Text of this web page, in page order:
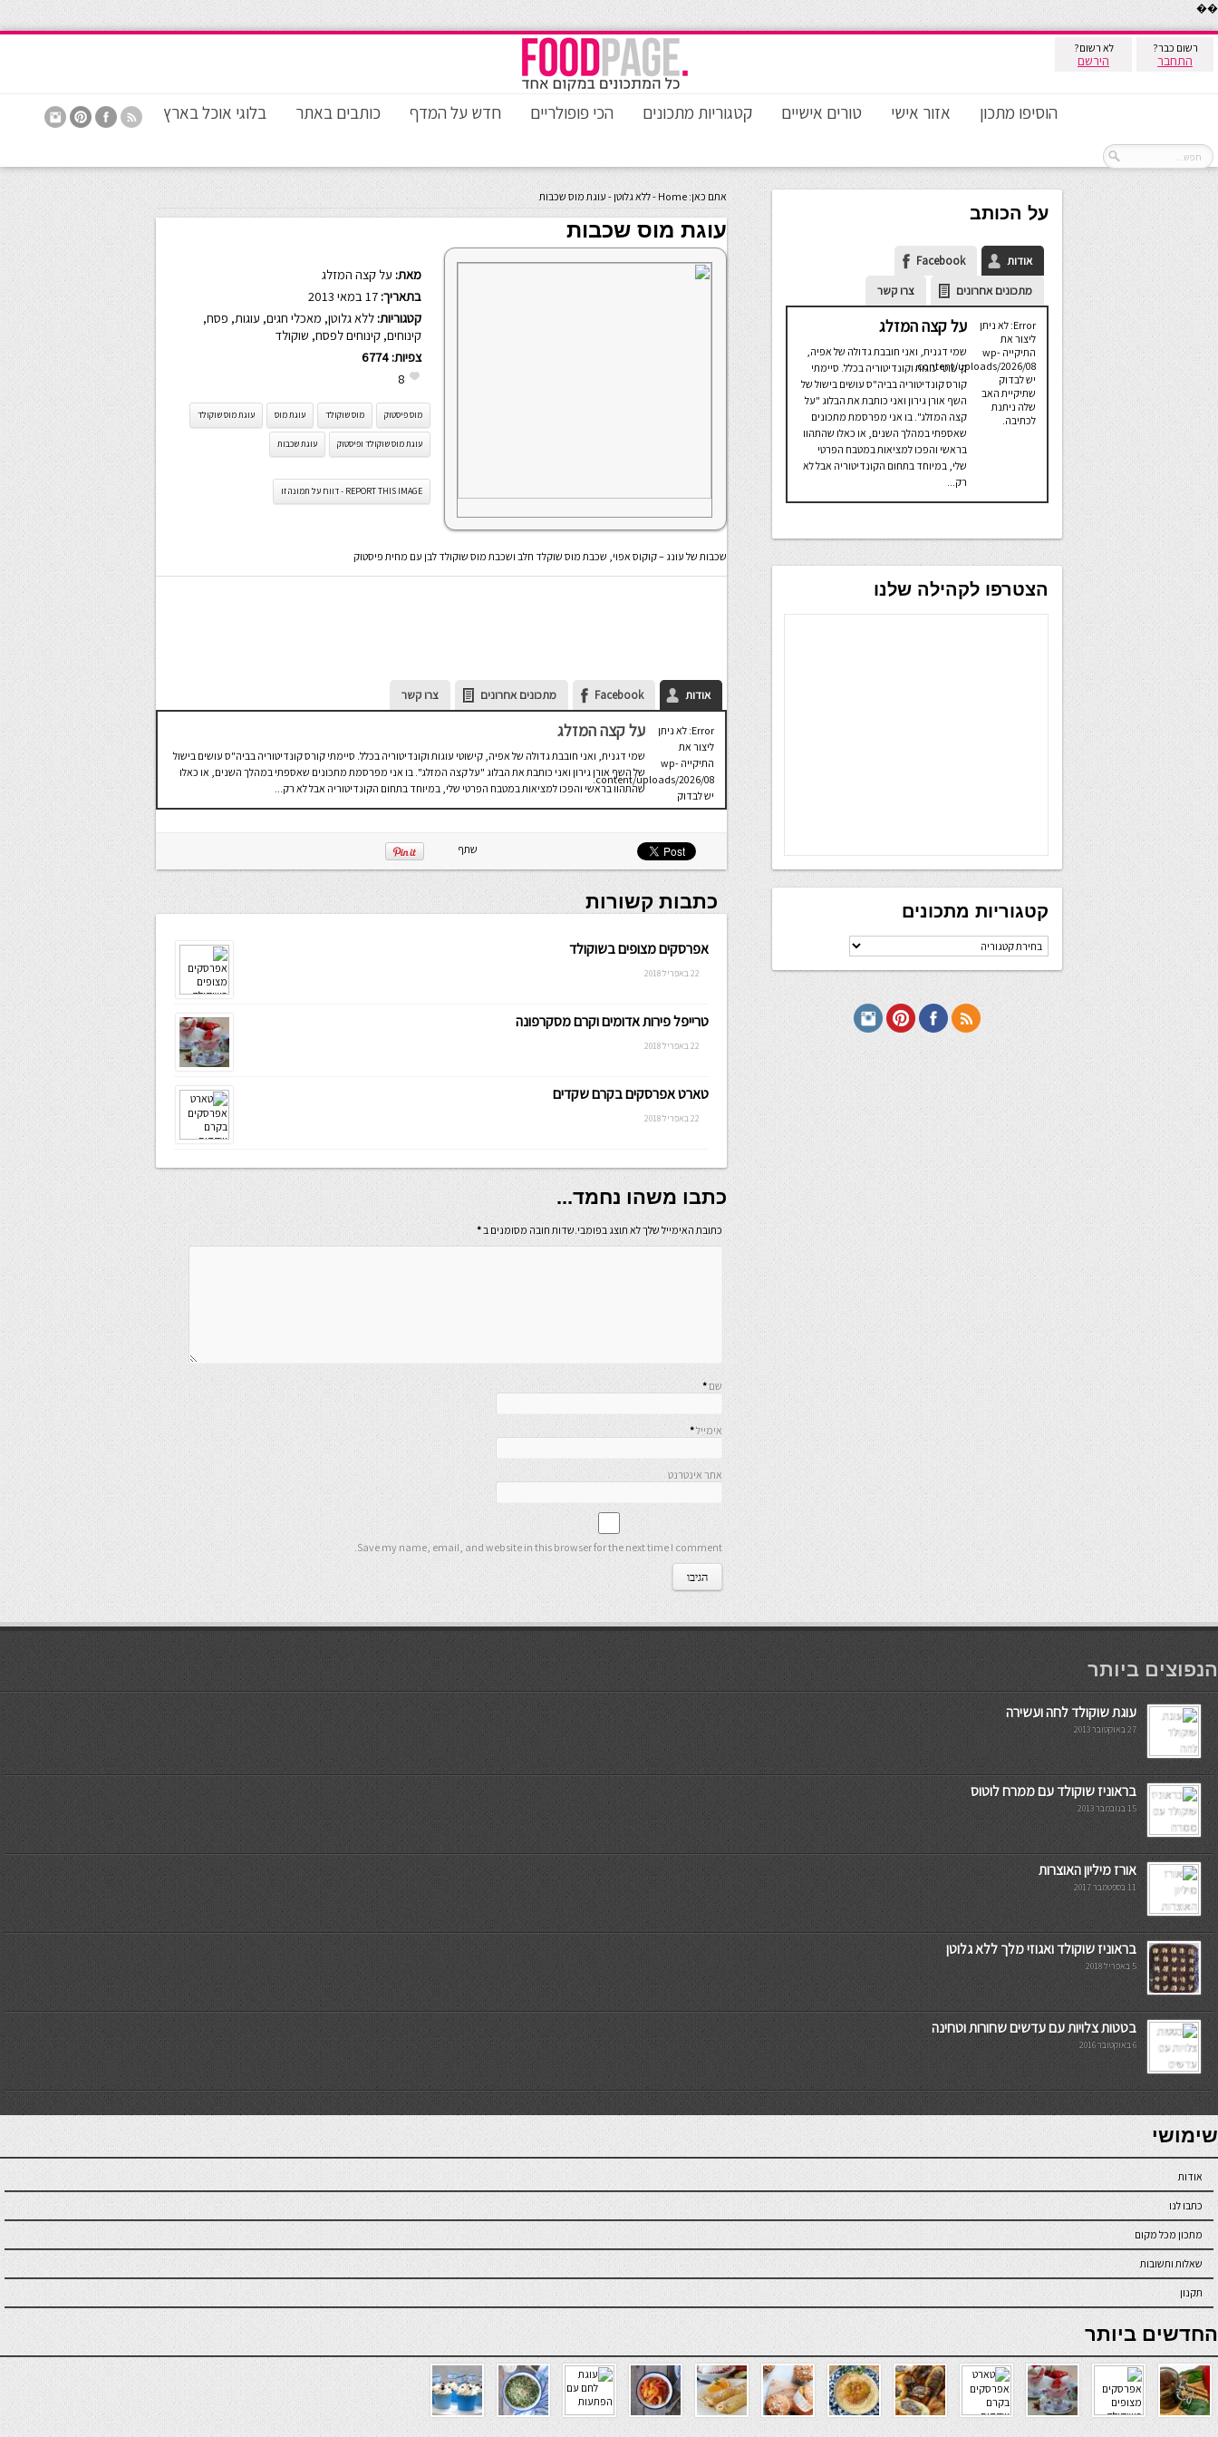
��
רשום כבר?
התחבר
לא רשום?
הירשם
הוסיפו מתכון אזור אישי טורים אישיים קטגוריות מתכונים הכי פופולריים חדש על המדף כותבים באתר בלוגי אוכל בארץ
אתם כאן: Home
-ללא גלוטן - עוגת מוס שכבות
עוגת מוס שכבות
מאת: על קצה המזלג
בתאריך:
קטגוריות: ללא גלוטן, מאכלי חגים, עוגות, פסח,
קינוחים, קינוחים לפסח, שוקולד
צפיות: 6774
8
מוס פיסטוק מוס שוקולד עוגת מוס עוגת מוס שוקולד
עוגת מוס שוקולד ופיסטוק עוגת שכבות
REPORT THIS IMAGE - דווח על תמונה זו
שכבות של עונג – קוקוס אפוי, שכבת מוס שוקלד חלב ושכבת מוס שוקולד לבן עם מחית פיסטוק
אודות Facebook מתכונים אחרונים צרו קשר
Error: לא ניתן
ליצור את
התיקייה wp-
content/uploads/2026/08.
יש לבדוק
שתיקיית האב
לכתיבה.
על קצה המזלג
שמי דגנית, ואני חובבת גדולה של אפיה, קישוטי עוגות וקונדיטוריה בכלל. סיימתי קורס קונדיטוריה בביה"ס עושים בישול
של השף אורן גירון ואני כותבת את הבלוג "על קצה המזלג". בו אני מפרסמת מתכונים שאספתי במהלך השנים, או כאלו
שהתהוו בראשי והפכו למציאות במטבח הפרטי שלי, במיוחד בתחום הקונדיטוריה אבל לא רק...
שתף
כתבות קשורות
אפרסקים מצופים בשוקולד
22 באפריל 2018
טרייפל פירות אדומים וקרם מסקרפונה
22 באפריל 2018
טארט אפרסקים בקרם שקדים
22 באפריל 2018
כתבו משהו נחמד...
כתובת האימייל שלך לא תוצג בפומבי.שדות חובה מסומנים ב*
שם *
אימייל*
אתר אינטרנט
Save my name, email, and website in this browser for the next time I comment.
על הכותב
אודות
Facebook
מתכונים אחרונים
צרו קשר
Error: לא ניתן
ליצור את
התיקייה wp-
content/uploads/2026/08.
יש לבדוק
שתיקיית האב
שלה ניתנת
לכתיבה.
על קצה המזלג
שמי דגנית, ואני חובבת גדולה של אפיה,
קישוטי עוגות וקונדיטוריה בכלל. סיימתי
קורס קונדיטוריה בביה"ס עושים בישול של
השף אורן גירון ואני כותבת את הבלוג "על
קצה המזלג". בו אני מפרסמת מתכונים
שאספתי במהלך השנים, או כאלו שהתהוו
בראשי והפכו למציאות במטבח הפרטי
שלי, במיוחד בתחום הקונדיטוריה אבל לא
רק...
הצטרפו לקהילה שלנו
קטגוריות מתכונים
קטגוריות
מתכונים
мостбет кг
הנפוצים ביותר
עוגת שוקולד לחה ועשירה
27 באוקטובר 2013
בראוניז שוקולד עם ממרח לוטוס
15 בנובמבר 2013
אורז מיליון האוצרות
11 בספטמבר 2017
בראוניז שוקולד ואגוזי מלך ללא גלוטן
5 באפריל 2018
בטטות צלויות עם עדשים שחורות וטחינה
6 באוקטובר 2016
7slots
seriöse online casinos österreich
שימושי
אודות
כתבו לנו
מתכון מכל מקום
שאלות ותשובות
תקנון
online casino
החדשים ביותר